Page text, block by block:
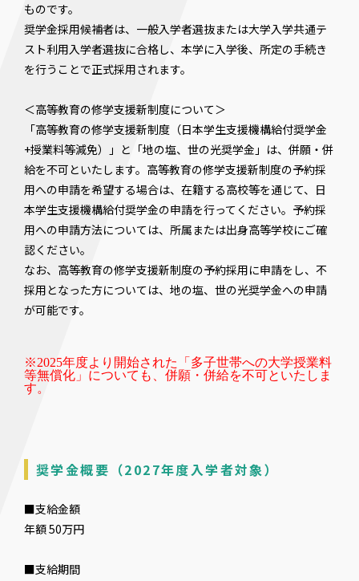
ものです。
奨学金採用候補者は、一般入学者選抜または大学入学共通テ
スト利用入学者選抜に合格し、本学に入学後、所定の手続き
を行うことで正式採用されます。
＜高等教育の修学支援新制度について＞
「高等教育の修学支援新制度（日本学生支援機構給付奨学金
+授業料等減免）」と「地の塩、世の光奨学金」は、併願・併
給を不可といたします。高等教育の修学支援新制度の予約採
用への申請を希望する場合は、在籍する高校等を通じて、日
本学生支援機構給付奨学金の申請を行ってください。予約採
用への申請方法については、所属または出身高等学校にご確
認ください。
なお、高等教育の修学支援新制度の予約採用に申請をし、不
採用となった方については、地の塩、世の光奨学金への申請
が可能です。
※2025年度より開始された「多子世帯への大学授業料
等無償化」についても、併願・併給を不可といたしま
す。
奨学金概要（2027年度入学者対象）
■支給金額
年額 50万円
■支給期間